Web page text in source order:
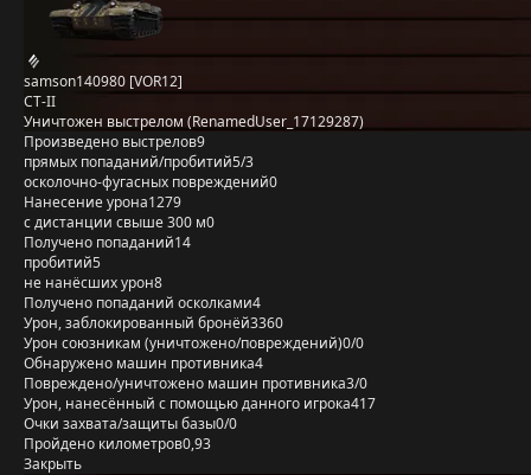
samson140980 [VOR12]
СТ-II
Уничтожен выстрелом (RenamedUser_17129287)
Произведено выстрелов9
прямых попаданий/пробитий5/3
осколочно-фугасных повреждений0
Нанесение урона1279
с дистанции свыше 300 м0
Получено попаданий14
пробитий5
не нанёсших урон8
Получено попаданий осколками4
Урон, заблокированный бронёй3360
Урон союзникам (уничтожено/повреждений)0/0
Обнаружено машин противника4
Повреждено/уничтожено машин противника3/0
Урон, нанесённый с помощью данного игрока417
Очки захвата/защиты базы0/0
Пройдено километров0,93
Закрыть